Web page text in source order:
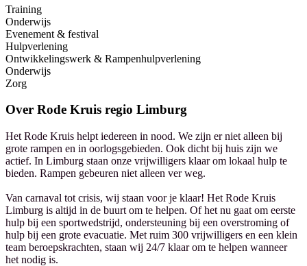
Training
Onderwijs
Evenement & festival
Hulpverlening
Ontwikkelingswerk & Rampenhulpverlening
Onderwijs
Zorg
Over Rode Kruis regio Limburg
Het Rode Kruis helpt iedereen in nood. We zijn er niet alleen bij
grote rampen en in oorlogsgebieden. Ook dicht bij huis zijn we
actief. In Limburg staan onze vrijwilligers klaar om lokaal hulp te
bieden. Rampen gebeuren niet alleen ver weg.
Van carnaval tot crisis, wij staan voor je klaar! Het Rode Kruis
Limburg is altijd in de buurt om te helpen. Of het nu gaat om eerste
hulp bij een sportwedstrijd, ondersteuning bij een overstroming of
hulp bij een grote evacuatie. Met ruim 300 vrijwilligers en een klein
team beroepskrachten, staan wij 24/7 klaar om te helpen wanneer
het nodig is.